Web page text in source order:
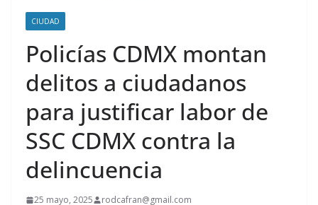
CIUDAD
Policías CDMX montan
delitos a ciudadanos
para justificar labor de
SSC CDMX contra la
delincuencia
25 mayo, 2025 rodcafran@gmail.com